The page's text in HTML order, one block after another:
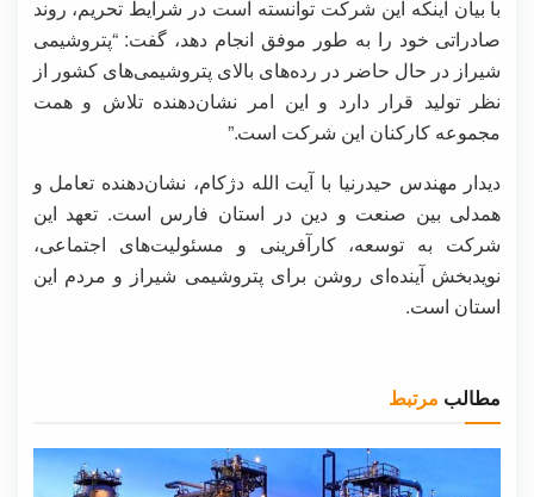
با بیان اینکه این شرکت توانسته است در شرایط تحریم، روند
صادراتی خود را به طور موفق انجام دهد، گفت: “پتروشیمی
شیراز در حال حاضر در رده‌های بالای پتروشیمی‌های کشور از
نظر تولید قرار دارد و این امر نشان‌دهنده تلاش و همت
مجموعه کارکنان این شرکت است.”
دیدار مهندس حیدرنیا با آیت الله دژکام، نشان‌دهنده تعامل و
همدلی بین صنعت و دین در استان فارس است. تعهد این
شرکت به توسعه، کارآفرینی و مسئولیت‌های اجتماعی،
نویدبخش آینده‌ای روشن برای پتروشیمی شیراز و مردم این
استان است.
مطالب مرتبط